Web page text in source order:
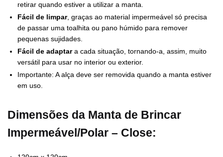
retirar quando estiver a utilizar a manta.
Fácil de limpar, graças ao material impermeável só precisa
de passar uma toalhita ou pano húmido para remover
pequenas sujidades.
Fácil de adaptara cada situação, tornando-a, assim, muito
versátil para usar no interior ou exterior.
Importante: A alça deve ser removida quando a manta estiver
em uso.
Dimensões da Manta de Brincar
Impermeável/Polar – Close: